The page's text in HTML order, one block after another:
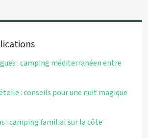
: camping méditerranéen entre
: conseils pour une nuit magique
: camping familial sur la côte